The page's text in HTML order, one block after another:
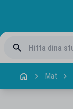
Mat